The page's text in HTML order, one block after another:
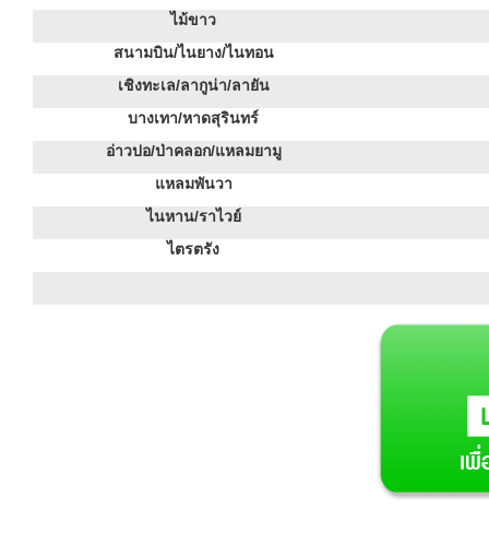
ไม้ขาว
สนามบิน/ไนยาง/ไนทอน
เชิงทะเล/ลากูน่า/ลายัน
บางเทา/หาดสุรินทร์
อ่าวปอ/ป่าคลอก/แหลมยามู
แหลมพันวา
ไนหาน/ราไวย์
ไตรตรัง